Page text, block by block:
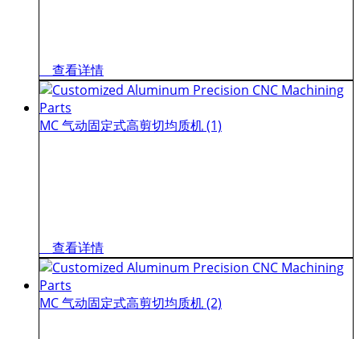
查看详情
MC 气动固定式高剪切均质机 (1)
查看详情
MC 气动固定式高剪切均质机 (2)